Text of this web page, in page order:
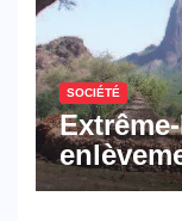
SOCIÉTÉ
308